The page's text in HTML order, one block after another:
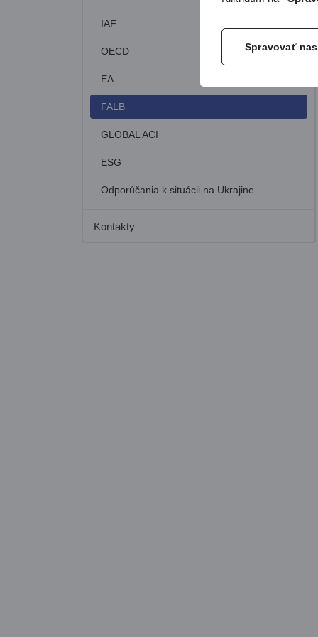
IAF
OECD
EA
FALB
GLOBAL ACI
ESG
Odporúčania k situácii na Ukrajine
Kontakty
Spravovať